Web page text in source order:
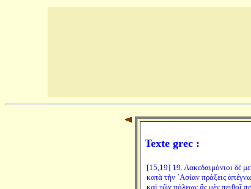
Texte grec :
[15,19] 19. Λακεδαιμόνιοι δὲ
κατὰ τὴν ᾿Ασίαν πράξεις
καὶ τῶν πόλεων ἃς μὲν πειθοῖ